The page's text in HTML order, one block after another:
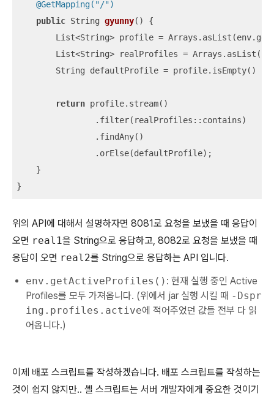
@GetMapping("/")
public String gyunny()
{
List<String> profile =
        List<String> realProfiles = Arrays.asList(
        String defaultProfile = profile.isEmpty() ?
return profile.stream()
                .filter(realProfiles::contains)
                .findAny()
                .orElse(defaultProfile);
    }
}
위의 API에 대해서 설명하자면 8081로 요청을 보냈을 때 응답이
오면 real1을 String으로 응답하고, 8082로 요청을 보냈을 때
응답이 오면 real2를 String으로 응답하는 API 입니다.
env.getActiveProfiles() : 현재 실행 중인 Active
Profiles를 모두 가져옵니다. (위에서 jar 실행 시킬 때 -Dspr
ing.profiles.active에 적어주었던 값들 전부 다 읽
어옵니다.)
이제 배포 스크립트를 작성하겠습니다. 배포 스크립트를 작성하는
것이 쉽지 않지만.. 셸 스크립트는 서버 개발자에게 중요한 것이기